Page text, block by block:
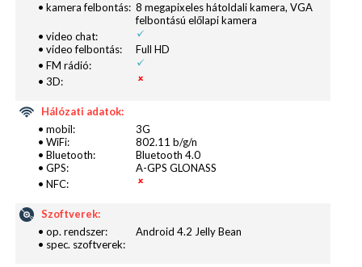
Amellett, hogy ezzel egyébként semmi gond nincs,
kissé csalódottan vettem tudomásul, hogy a Vertis
Bean néz velem farkasszemet. Szoftveresen azért
már vannak újdonságok, hiszen a fedélzeten olyan
• kamera felbontás: 8 megapixeles hátoldali kamera, VGA
felbontású előlapi kamera
• video chat:
• video felbontás:
Full HD
• FM rádió:
• 3D:
Hálózati adatok:
• mobil:
3G
• WiFi:
802.11 b/g/n
• Bluetooth:
Bluetooth 4.0
• GPS:
A-GPS GLONASS
• NFC:
Szoftverek:
• op. rendszer:
Android 4.2 Jelly Bean
• spec. szoftverek: